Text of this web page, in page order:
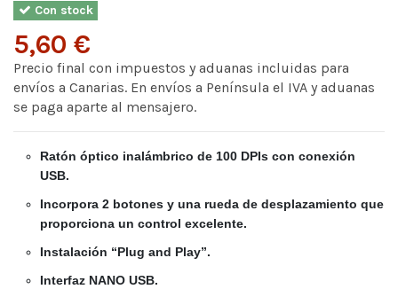
Con stock
5,60 €
Precio final con impuestos y aduanas incluidas para
envíos a Canarias. En envíos a Península el IVA y aduanas
se paga aparte al mensajero.
Ratón óptico inalámbrico de 100 DPIs con conexión
USB.
Incorpora 2 botones y una rueda de desplazamiento que
proporciona un control excelente.
Instalación “Plug and Play”.
Interfaz NANO USB.